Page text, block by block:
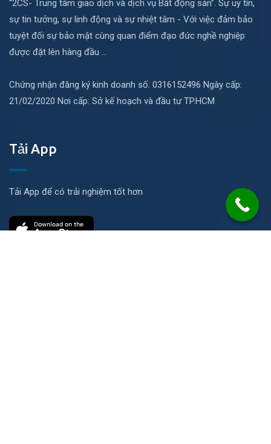
“2CS- Trung tâm giao dịch và dịch vụ Bất động sản”. Sự uy tín,
sự tin tưởng, sự linh động và sự nhiệt tâm - Với việc đảm bảo
tuyệt đối sự bảo mật cùng quan điểm đạo đức nghề nghiệp
được đặt lên hàng đầu ...
Chứng nhận đăng ký kinh doanh số: 0316152496 Ngày cấp:
21/02/2020 Nơi cấp: Sở kế hoạch và đầu tư TP.HCM
Tải App
Tải App để có trải nghiệm tốt hơn